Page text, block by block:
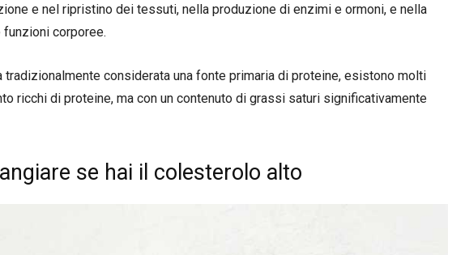
e nel ripristino dei tessuti, nella produzione di enzimi e ormoni, e nella
corporee.
tradizionalmente considerata una fonte primaria di proteine, esistono molti
ricchi di proteine, ma con un contenuto di grassi saturi significativamente
se hai il colesterolo alto